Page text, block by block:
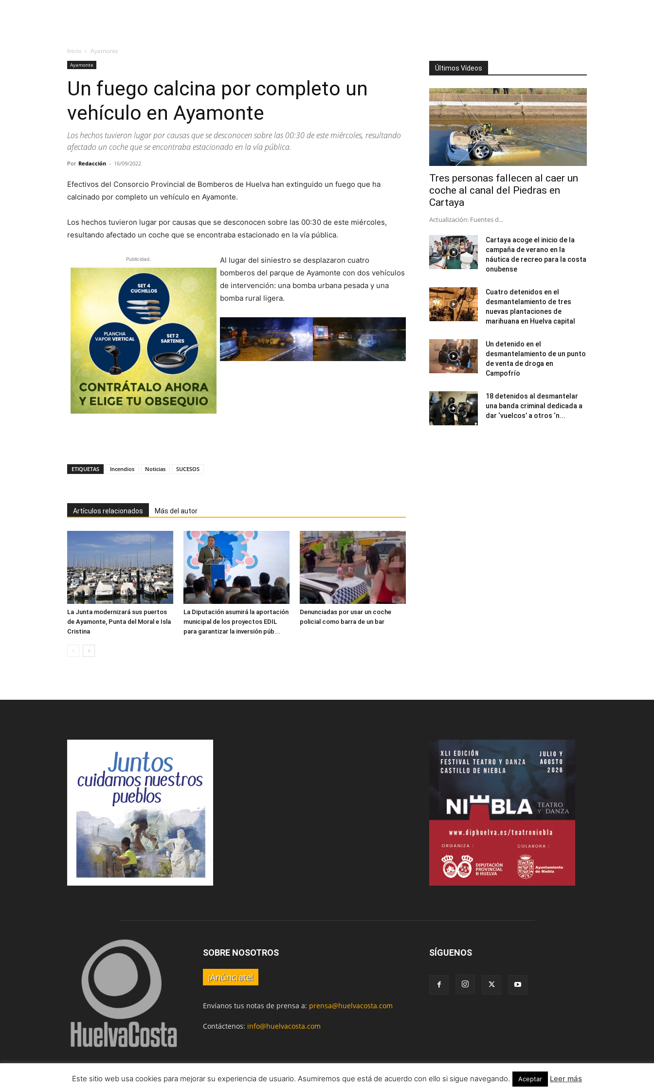
Inicio Ayamonte
Ayamonte
Un fuego calcina por completo un
vehículo en Ayamonte
Los hechos tuvieron lugar por causas que se desconocen sobre las 00:30 de este miércoles, resultando
afectado un coche que se encontraba estacionado en la vía pública.
Por Redacción - 16/09/2022
Efectivos del Consorcio Provincial de Bomberos de Huelva han extinguido un fuego que ha
calcinado por completo un vehículo en Ayamonte.
Los hechos tuvieron lugar por causas que se desconocen sobre las 00:30 de este miércoles,
resultando afectado un coche que se encontraba estacionado en la vía pública.
Publicidad.
Al lugar del siniestro se desplazaron cuatro
bomberos del parque de Ayamonte con dos vehículos
de intervención: una bomba urbana pesada y una
bomba rural ligera.
ETIQUETAS Incendios Noticias SUCESOS
Artículos relacionados Más del autor
La Junta modernizará sus puertos
de Ayamonte, Punta del Moral e Isla
Cristina
La Diputación asumirá la aportación
municipal de los proyectos EDIL
para garantizar la inversión púb...
Denunciadas por usar un coche
policial como barra de un bar
Últimos Vídeos
Tres personas fallecen al caer un
coche al canal del Piedras en
Cartaya
Actualización: Fuentes d...
Cartaya acoge el inicio de la
campaña de verano en la
náutica de recreo para la costa
onubense
Cuatro detenidos en el
desmantelamiento de tres
nuevas plantaciones de
marihuana en Huelva capital
Un detenido en el
desmantelamiento de un punto
de venta de droga en
Campofrío
18 detenidos al desmantelar
una banda criminal dedicada a
dar ‘vuelcos’ a otros ‘n...
SOBRE NOSOTROS
¡Anúnciate!
Envíanos tus notas de prensa a: prensa@huelvacosta.com
Contáctenos: info@huelvacosta.com
SÍGUENOS
Información legal Condiciones de uso
© HuelvaCosta
Este sitio web usa cookies para mejorar su experiencia de usuario. Asumiremos que está de acuerdo con ello si sigue navegando. Aceptar Leer más